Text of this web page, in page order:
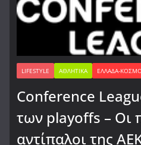
LIFESTYLE ΑΘΛΗΤΙΚΆ ΕΛΛΆΔΑ-
Conference
των playoffs – Οι
αντίπαλοι της